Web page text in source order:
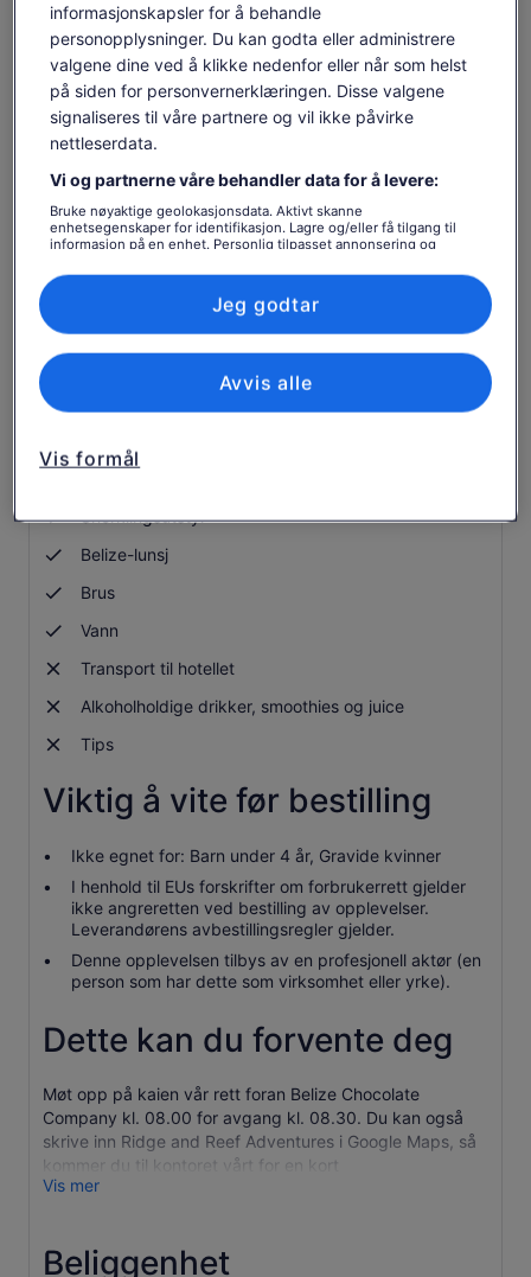
Prisen
er
1 238 kr
per
1 238 kr
inkludert skatter og avgifter
per voksen
Vis billetter
Innholdet på denne siden kan være maskinoversatt.
Se originalteksten (engelsk)
Gi tilbakemelding på denne oversettelsen
i
en
Hva som er inkludert og
ikke
Inngang til Hol Chan Marine Reserve
Snorklingsutstyr
Belize-lunsj
Brus
Vann
Transport til hotellet
Alkoholholdige drikker, smoothies og juice
Tips
Viktig å vite før bestilling
Ikke egnet for: Barn under 4 år, Gravide kvinner
I henhold til EUs forskrifter om forbrukerrett gjelder
ikke angreretten ved bestilling av opplevelser.
Leverandørens avbestillingsregler gjelder.
Denne opplevelsen tilbys av en profesjonell aktør (en
person som har dette som virksomhet eller yrke).
Dette kan du forvente deg
Møt opp på kaien vår rett foran Belize Chocolate
Company kl. 08.00 for avgang kl. 08.30. Du kan også
skrive inn Ridge and Reef Adventures i Google Maps, så
kommer du til kontoret vårt for en kort
innsjekkingsprosess. Gjør deg klar, og dra til Hol Chan
undervannsverdenen som vrimler av flora og fauna.
Vis mer
Beliggenhet
informasjonskapsler for å behandle
personopplysninger. Du kan godta eller administrere
valgene dine ved å klikke nedenfor eller når som helst
på siden for personvernerklæringen. Disse valgene
signaliseres til våre partnere og vil ikke påvirke
nettleserdata.
Vi og partnerne våre behandler data for å levere:
Bruke nøyaktige geolokasjonsdata. Aktivt skanne
enhetsegenskaper for identifikasjon. Lagre og/eller få tilgang til
informasjon på en enhet. Personlig tilpasset annonsering og
og tjenesteutvikling.
Liste over partnere (leverandører)
Vis formål
Avvis alle
Jeg godtar